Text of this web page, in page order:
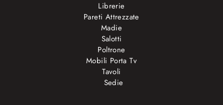
Librerie
Pareti Attrezzate
Madie
Salotti
Poltrone
Mobili Porta Tv
Tavoli
Sedie